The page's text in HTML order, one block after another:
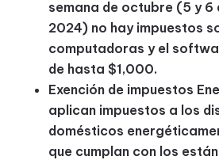
semana de octubre (5 y 6
2024) no hay impuestos
computadoras y el
de hasta $1,000.
Exención de impuestos
aplican impuestos a los
domésticos
que cumplan con los